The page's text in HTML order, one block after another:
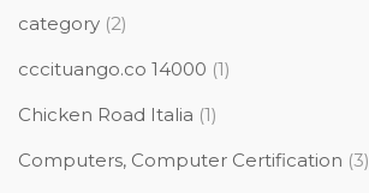
category (2)
cccituango.co 14000 (1)
Chicken Road Italia (1)
Computers, Computer Certification (3)